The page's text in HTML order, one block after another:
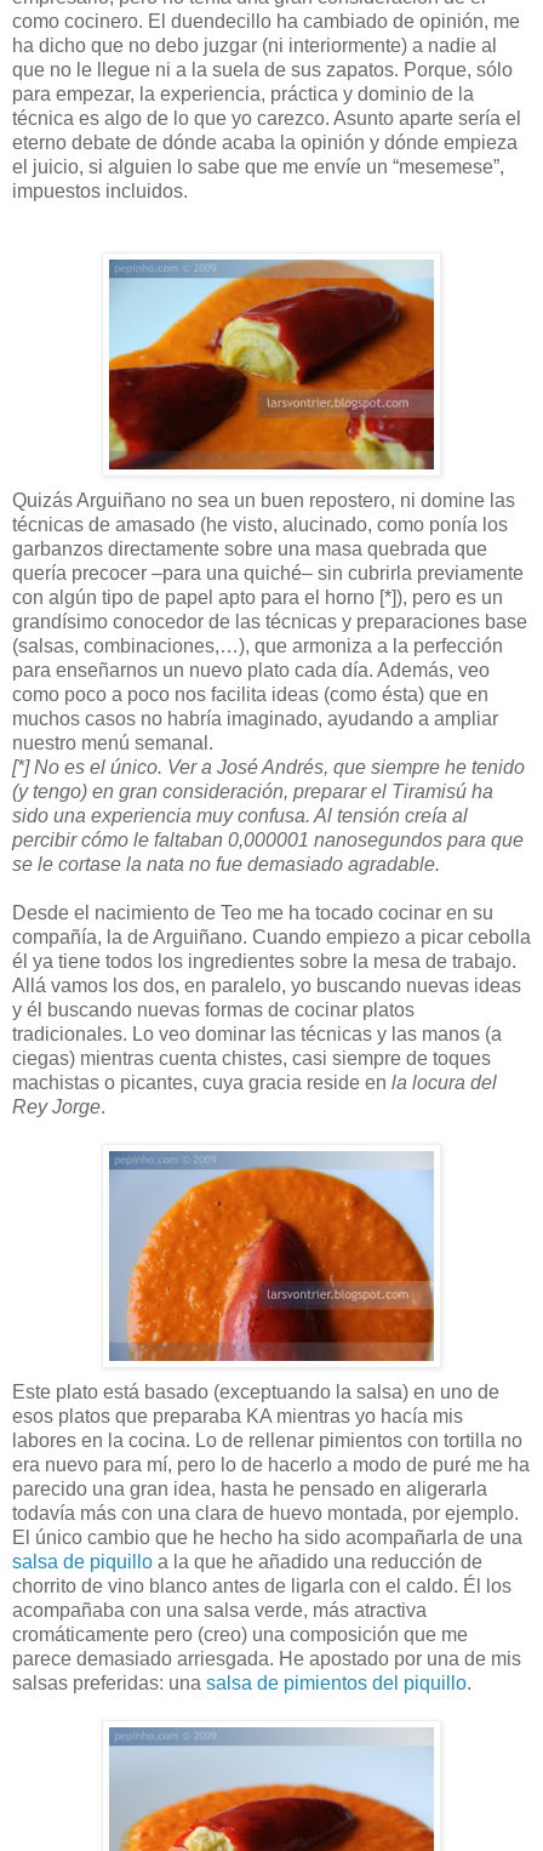
como cocinero. El duendecillo ha cambiado de opinión, me
ha dicho que no debo juzgar (ni interiormente) a nadie al
que no le llegue ni a la suela de sus zapatos. Porque, sólo
para empezar, la experiencia, práctica y dominio de la
técnica es algo de lo que yo carezco. Asunto aparte sería el
eterno debate de dónde acaba la opinión y dónde empieza
el juicio, si alguien lo sabe que me envíe un “mesemese”,
impuestos incluidos.
Quizás Arguiñano no sea un buen repostero, ni domine las
técnicas de amasado (he visto, alucinado, como ponía los
garbanzos directamente sobre una masa quebrada que
quería precocer –para una quiché– sin cubrirla previamente
con algún tipo de papel apto para el horno [*]), pero es un
grandísimo conocedor de las técnicas y preparaciones base
(salsas, combinaciones,…), que armoniza a la perfección
para enseñarnos un nuevo plato cada día. Además, veo
como poco a poco nos facilita ideas (como ésta) que en
muchos casos no habría imaginado, ayudando a ampliar
nuestro menú semanal.
[*] No es el único. Ver a José Andrés, que siempre he tenido
(y tengo) en gran consideración, preparar el Tiramisú ha
sido una experiencia muy confusa. Al tensión creía al
percibir cómo le faltaban 0,000001 nanosegundos para que
se le cortase la nata no fue demasiado agradable.
Desde el nacimiento de Teo me ha tocado cocinar en su
compañía, la de Arguiñano. Cuando empiezo a picar cebolla
él ya tiene todos los ingredientes sobre la mesa de trabajo.
Allá vamos los dos, en paralelo, yo buscando nuevas ideas
y él buscando nuevas formas de cocinar platos
tradicionales. Lo veo dominar las técnicas y las manos (a
ciegas) mientras cuenta chistes, casi siempre de toques
machistas o picantes, cuya gracia reside en la locura del
Rey Jorge.
Este plato está basado (exceptuando la salsa) en uno de
esos platos que preparaba KA mientras yo hacía mis
labores en la cocina. Lo de rellenar pimientos con tortilla no
era nuevo para mí, pero lo de hacerlo a modo de puré me ha
parecido una gran idea, hasta he pensado en aligerarla
todavía más con una clara de huevo montada, por ejemplo.
El único cambio que he hecho ha sido acompañarla de una
salsa de piquillo a la que he añadido una reducción de
chorrito de vino blanco antes de ligarla con el caldo. Él los
acompañaba con una salsa verde, más atractiva
cromáticamente pero (creo) una composición que me
parece demasiado arriesgada. He apostado por una de mis
salsas preferidas: una salsa de pimientos del piquillo.